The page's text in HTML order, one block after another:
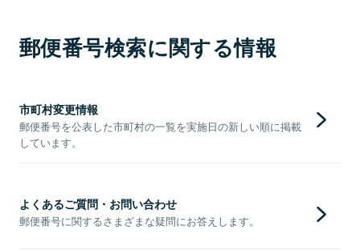
郵便番号検索に関する情報
市町村変更情報
郵便番号を公表した市町村の一覧を実施日の新しい順に掲載
しています。
よくあるご質問・お問い合わせ
郵便番号に関するさまざまな疑問にお答えします。